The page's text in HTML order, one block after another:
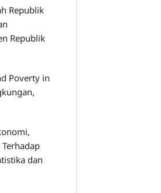
Republik
Republik
Poverty in
dan